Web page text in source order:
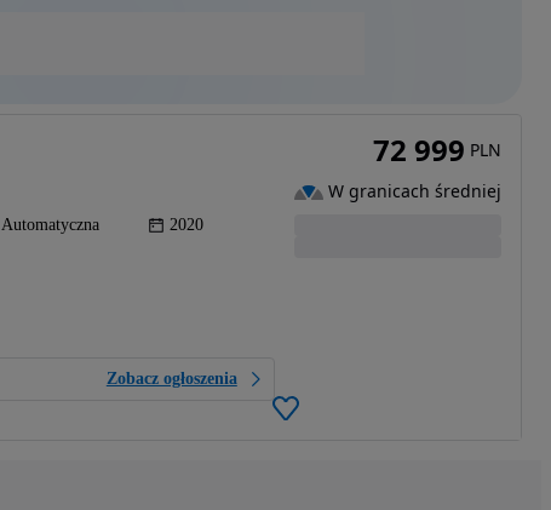
Automatyczna 2020
Zobacz ogłoszenia
72 999 PLN
W granicach średniej